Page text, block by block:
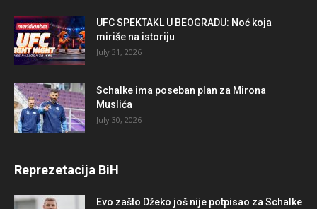
UFC SPEKTAKL U BEOGRADU: Noć koja
miriše na istoriju
July 31, 2026
Schalke ima poseban plan za Mirona
Muslića
July 30, 2026
Reprezetacija BiH
Evo zašto Džeko još nije potpisao za Schalke